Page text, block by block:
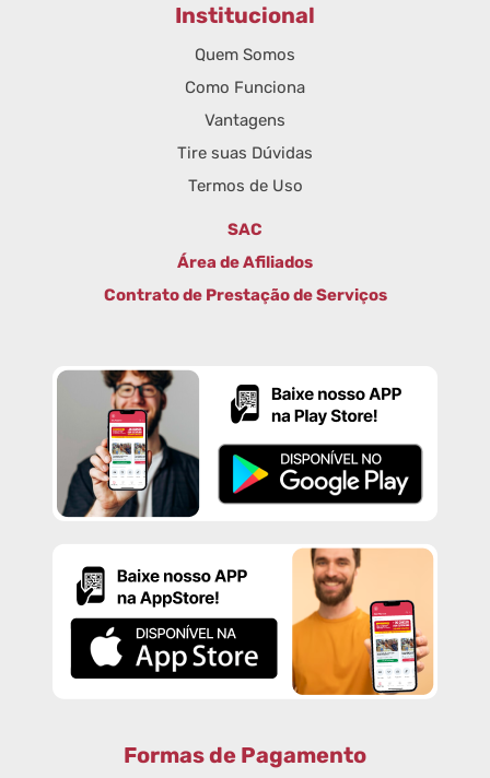
Institucional
Quem Somos
Como Funciona
Vantagens
Tire suas Dúvidas
Termos de Uso
SAC
Área de Afiliados
Contrato de Prestação de Serviços
Formas de Pagamento